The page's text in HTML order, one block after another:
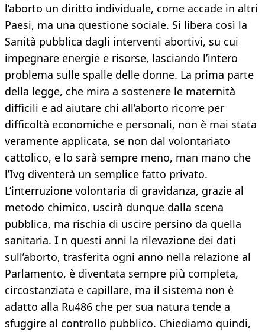
l’aborto un diritto individuale, come accade in altri
Paesi, ma una questione sociale. Si libera così la
Sanità pubblica dagli interventi abortivi, su cui
impegnare energie e risorse, lasciando l’intero
problema sulle spalle delle donne. La prima parte
della legge, che mira a sostenere le maternità
difficili e ad aiutare chi all’aborto ricorre per
difficoltà economiche e personali, non è mai stata
veramente applicata, se non dal volontariato
cattolico, e lo sarà sempre meno, man mano che
l’Ivg diventerà un semplice fatto privato.
L’interruzione volontaria di gravidanza, grazie al
metodo chimico, uscirà dunque dalla scena
pubblica, ma rischia di uscire persino da quella
sanitaria. In questi anni la rilevazione dei dati
sull’aborto, trasferita ogni anno nella relazione al
Parlamento, è diventata sempre più completa,
circostanziata e capillare, ma il sistema non è
adatto alla Ru486 che per sua natura tende a
sfuggire al controllo pubblico. Chiediamo quindi,